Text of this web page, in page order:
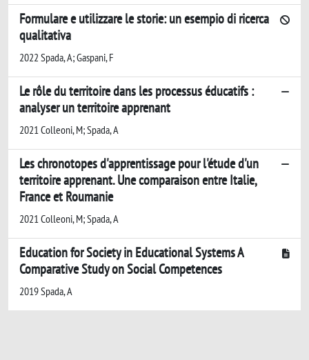
Formulare e utilizzare le storie: un esempio di ricerca
qualitativa
2022 Spada, A; Gaspani, F
Le rôle du territoire dans les processus éducatifs :
analyser un territoire apprenant
2021 Colleoni, M; Spada, A
Les chronotopes d'apprentissage pour l'étude d'un
territoire apprenant. Une comparaison entre Italie,
France et Roumanie
2021 Colleoni, M; Spada, A
Education for Society in Educational Systems A
Comparative Study on Social Competences
2019 Spada, A